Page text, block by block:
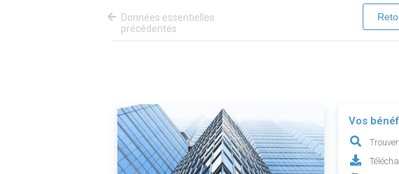
Données essentielles
précédentes
Vos